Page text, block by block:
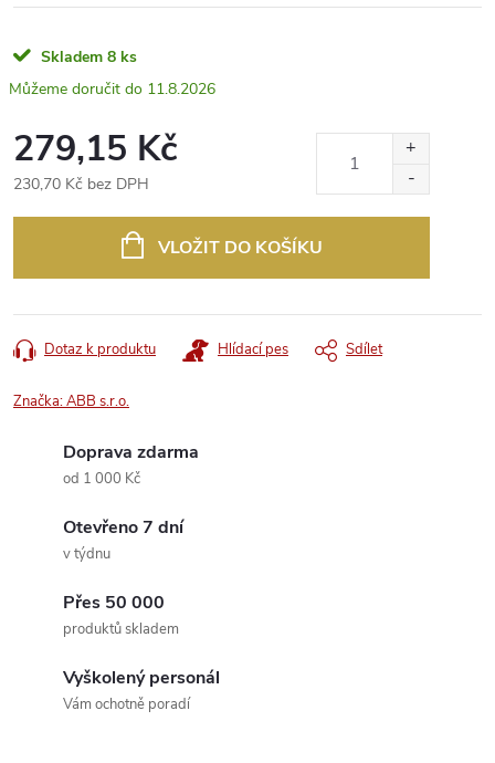
Skladem 8 ks
11.8.2026
279,15 Kč
230,70 Kč bez DPH
VLOŽIT DO KOŠÍKU
Dotaz k produktu Hlídací pes Sdílet
Značka:ABB s.r.o.
Doprava zdarma
od 1 000 Kč
Otevřeno 7 dní
v týdnu
Přes 50 000
produktů skladem
Vyškolený personál
Vám ochotně poradí